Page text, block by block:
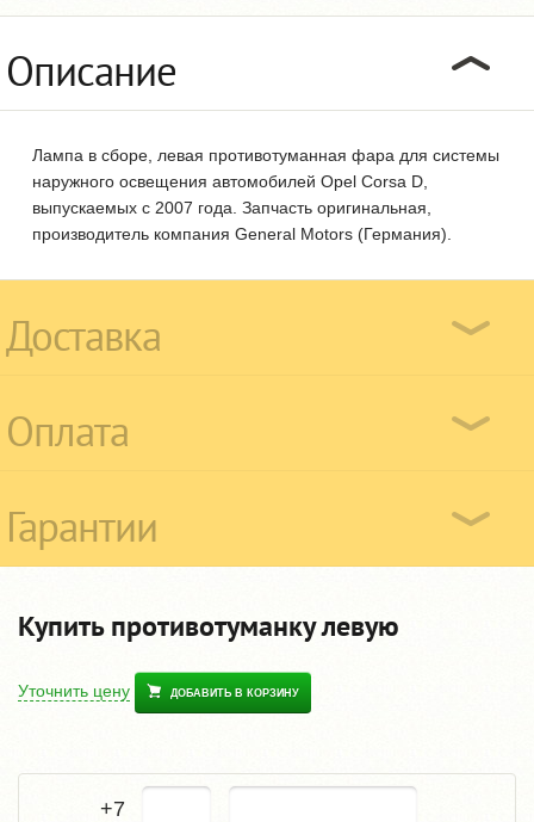
Описание
Лампа в сборе, левая противотуманная фара для системы
наружного освещения автомобилей Opel Corsa D,
выпускаемых с 2007 года. Запчасть оригинальная,
производитель компания General Motors (Германия).
Доставка
Оплата
Гарантии
Купить противотуманку левую
Уточнить цену ДОБАВИТЬ В КОРЗИНУ
+7